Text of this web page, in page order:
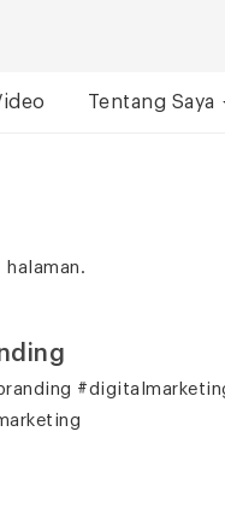
Tentang Saya
halaman.